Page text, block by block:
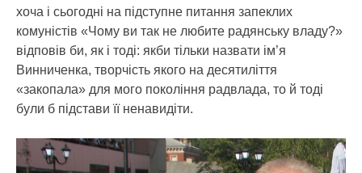
хоча і сьогодні на підступне питання запеклих
комуністів «Чому ви так не любите радянську владу?»
відповів би, як і тоді: якби тільки назвати ім’я
Винниченка, творчість якого на десятиліття
«закопала» для мого покоління радвлада, то й тоді
були б підстави її ненавидіти.